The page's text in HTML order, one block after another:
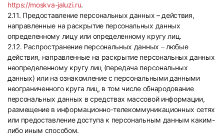
https://moskva-jaluzi.ru.
2.11. Предоставление персональных данных – действия,
направленные на раскрытие персональных данных
определенному лицу или определенному кругу лиц.
2.12. Распространение персональных данных – любые
действия, направленные на раскрытие персональных данных
неопределенному кругу лиц (передача персональных
данных) или на ознакомление с персональными данными
неограниченного круга лиц, в том числе обнародование
персональных данных в средствах массовой информации,
размещение в информационно-телекоммуникационных сетях
или предоставление доступа к персональным данным каким-
либо иным способом.